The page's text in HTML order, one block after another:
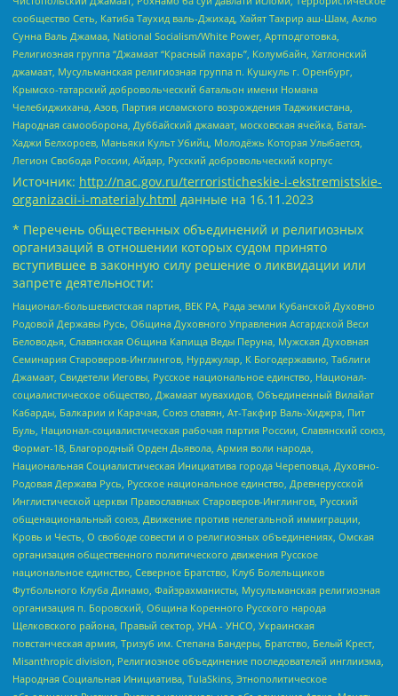
сообщество Сеть, Катиба Таухид валь-Джихад, Хайят Тахрир аш-Шам, Ахлю
Сунна Валь Джамаа, National Socialism/White Power, Артподготовка,
Религиозная группа “Джамаат “Красный пахарь”, Колумбайн, Хатлонский
джамаат, Мусульманская религиозная группа п. Кушкуль г. Оренбург,
Крымско-татарский добровольческий батальон имени Номана
Челебиджихана, Азов, Партия исламского возрождения Таджикистана,
Народная самооборона, Дуббайский джамаат, московская ячейка, Батал-
Хаджи Белхороев, Маньяки Культ Убийц, Молодёжь Которая Улыбается,
Легион Свобода России, Айдар, Русский добровольческий корпус
Источник: http://nac.gov.ru/terroristicheskie-i-ekstremistskie-
organizacii-i-materialy.html данные на 16.11.2023
* Перечень общественных объединений и религиозных
организаций в отношении которых судом принято
вступившее в законную силу решение о ликвидации или
запрете деятельности:
Национал-большевистская партия, ВЕК РА, Рада земли Кубанской Духовно
Родовой Державы Русь, Община Духовного Управления Асгардской Веси
Беловодья, Славянская Община Капища Веды Перуна, Мужская Духовная
Семинария Староверов-Инглингов, Нурджулар, К Богодержавию, Таблиги
Джамаат, Свидетели Иеговы, Русское национальное единство, Национал-
социалистическое общество, Джамаат мувахидов, Объединенный Вилайат
Кабарды, Балкарии и Карачая, Союз славян, Ат-Такфир Валь-Хиджра, Пит
Буль, Национал-социалистическая рабочая партия России, Славянский союз,
Формат-18, Благородный Орден Дьявола, Армия воли народа,
Национальная Социалистическая Инициатива города Череповца, Духовно-
Родовая Держава Русь, Русское национальное единство, Древнерусской
Инглистической церкви Православных Староверов-Инглингов, Русский
общенациональный союз, Движение против нелегальной иммиграции,
Кровь и Честь, О свободе совести и о религиозных объединениях, Омская
организация общественного политического движения Русское
национальное единство, Северное Братство, Клуб Болельщиков
Футбольного Клуба Динамо, Файзрахманисты, Мусульманская религиозная
организация п. Боровский, Община Коренного Русского народа
Щелковского района, Правый сектор, УНА - УНСО, Украинская
повстанческая армия, Тризуб им. Степана Бандеры, Братство, Белый Крест,
Misanthropic division, Религиозное объединение последователей инглиизма,
Народная Социальная Инициатива, TulaSkins, Этнополитическое